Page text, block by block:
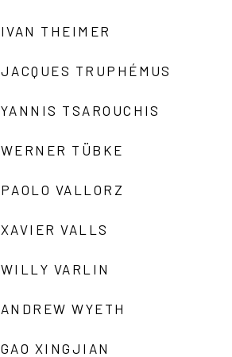
IVAN THEIMER
JACQUES TRUPHÉMUS
YANNIS TSAROUCHIS
WERNER TÜBKE
PAOLO VALLORZ
XAVIER VALLS
WILLY VARLIN
ANDREW WYETH
GAO XINGJIAN